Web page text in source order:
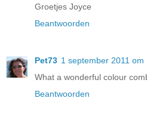
Groetjes Joyce
Beantwoorden
Pet73 1 september 2011 om
What a wonderful colour
Beantwoorden